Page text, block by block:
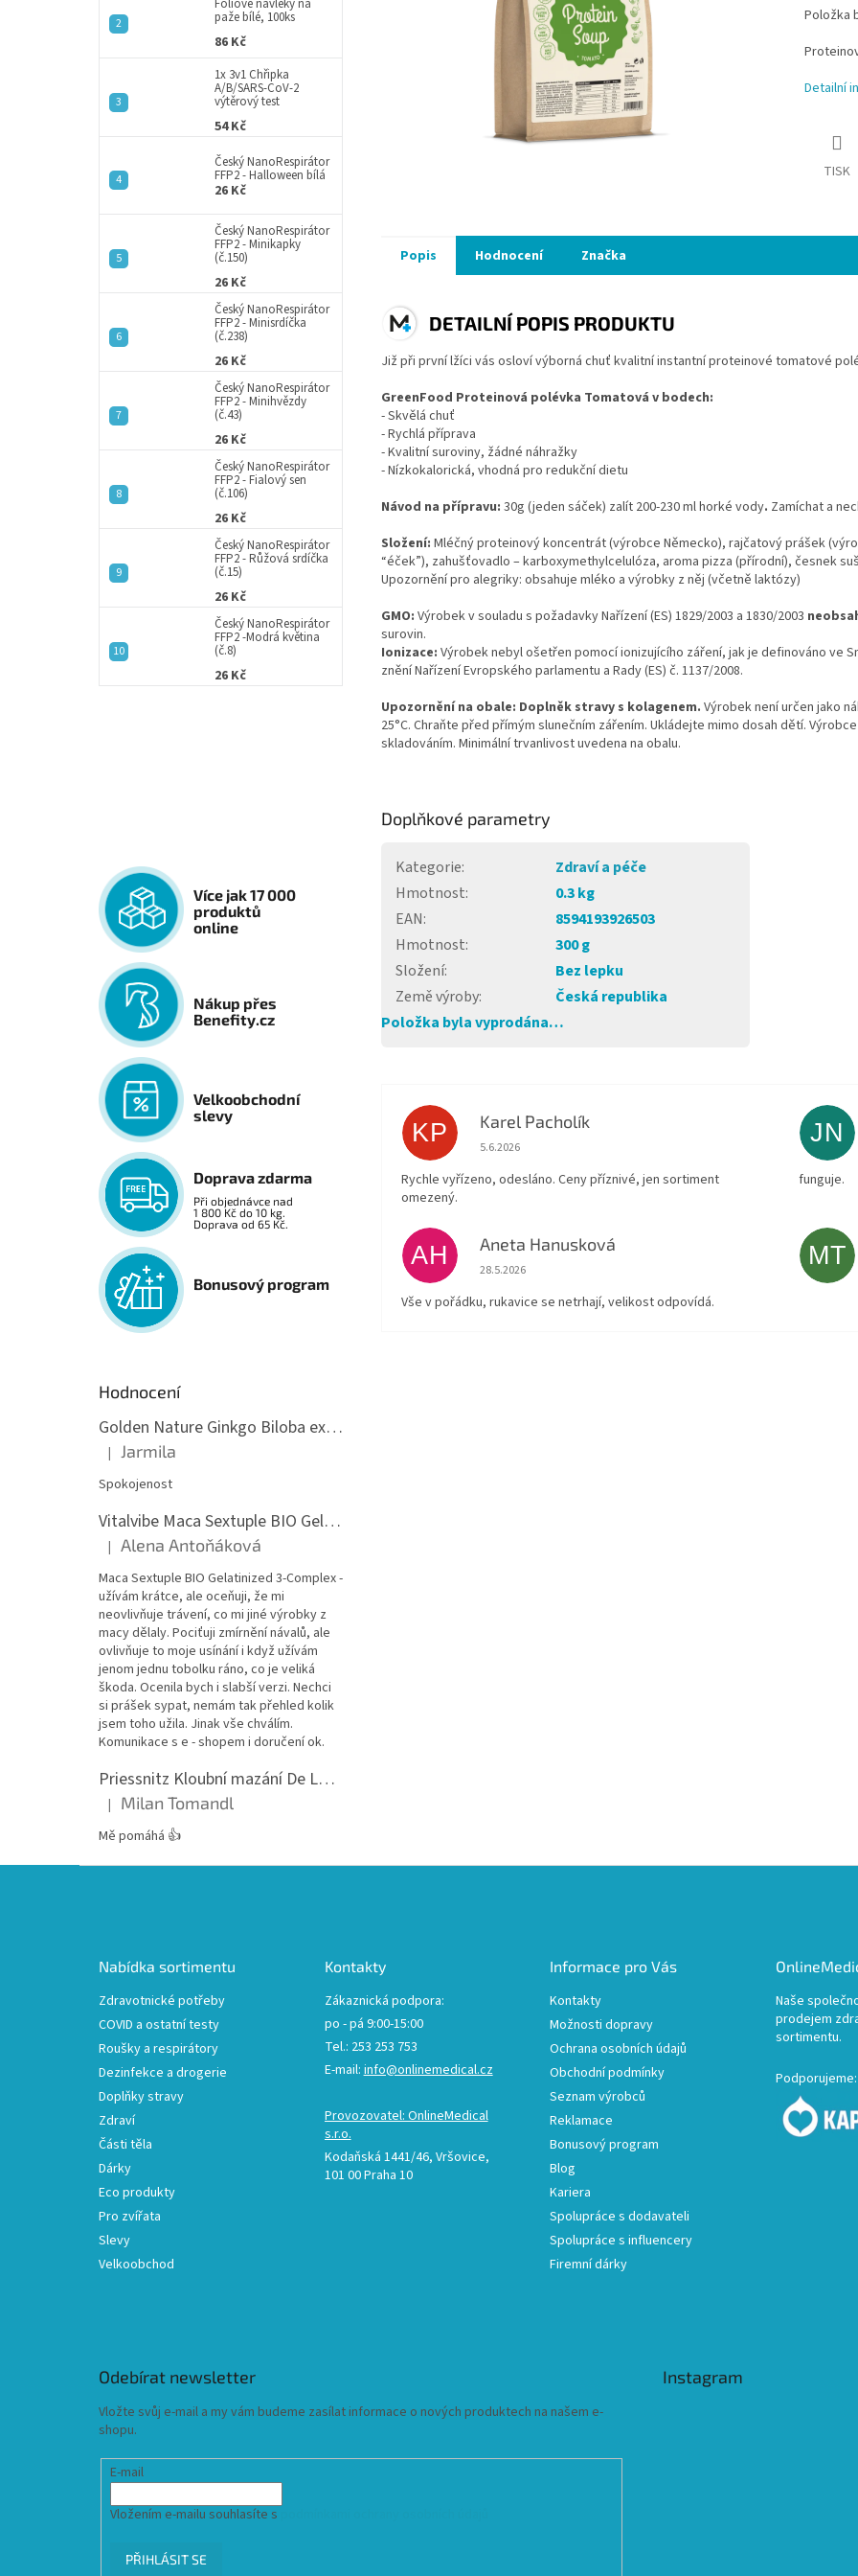
paže bílé, 100ks
86 Kč
1x 3v1 Chřipka
A/B/SARS-CoV-2
výtěrový test
54 Kč
Český NanoRespirátor
FFP2 - Halloween bílá
26 Kč
Český NanoRespirátor
FFP2 - Minikapky
(č.150)
26 Kč
Český NanoRespirátor
FFP2 - Minisrdíčka
(č.238)
26 Kč
Český NanoRespirátor
FFP2 - Minihvězdy
(č.43)
26 Kč
Český NanoRespirátor
FFP2 - Fialový sen
(č.106)
26 Kč
Český NanoRespirátor
FFP2 - Růžová srdíčka
(č.15)
26 Kč
Český NanoRespirátor
FFP2 -Modrá květina
(č.8)
26 Kč
Více jak 17 000
produktů
online
Nákup přes
Benefity.cz
Velkoobchodní
slevy
Doprava zdarma
Při objednávce nad
1 800 Kč do 10 kg.
Doprava od 65 Kč.
Bonusový program
Hodnocení
Golden Nature Ginkgo Biloba extrakt 50:1 60mg, 100 kapslí
Hodnocení produktu je 5 z 5 hvězdiček.
| Jarmila
Spokojenost
Vitalvibe Maca Sextuple BIO Gelatinized 3-Complex, 60 kapslí
Hodnocení produktu je 5 z 5 hvězdiček.
| Alena Antoňáková
Maca Sextuple BIO Gelatinized 3-Complex -
užívám krátce, ale oceňuji, že mi
neovlivňuje trávení, co mi jiné výrobky z
macy dělaly. Pociťuji zmírnění návalů, ale
ovlivňuje to moje usínání i když užívám
jenom jednu tobolku ráno, co je veliká
škoda. Ocenila bych i slabší verzi. Nechci
si prášek sypat, nemám tak přehled kolik
jsem toho užila. Jinak vše chválím.
Komunikace s e - shopem i doručení ok.
Priessnitz Kloubní mazání De Luxe, 200ml
Hodnocení produktu je 5 z 5 hvězdiček.
| Milan Tomandl
Mě pomáhá 👍
Položka
Detailní
TISK
Popis Hodnocení Značka
DETAILNÍ POPIS PRODUKTU
Již při první lžíci vás osloví výborná chuť kvalitní instantní proteinové tomatové
GreenFood Proteinová polévka Tomatová v bodech:
- Skvělá chuť
- Rychlá příprava
- Kvalitní suroviny, žádné náhražky
- Nízkokalorická, vhodná pro redukční dietu
Návod na přípravu: 30g (jeden sáček) zalít 200-230 ml horké vody. Zamíchat a
Složení: Mléčný proteinový koncentrát (výrobce Německo), rajčatový prášek
“éček”), zahušťovadlo – karboxymethylcelulóza, aroma pizza (přírodní), česnek
Upozornění pro alegriky: obsahuje mléko a výrobky z něj (včetně laktózy)
GMO: Výrobek v souladu s požadavky Nařízení (ES) 1829/2003 a 1830/2003
surovin.
Ionizace: Výrobek nebyl ošetřen pomocí ionizujícího záření, jak je definováno ve
znění Nařízení Evropského parlamentu a Rady (ES) č. 1137/2008.
Upozornění na obale: Doplněk stravy s kolagenem. Výrobek není určen jako
25°C. Chraňte před přímým slunečním zářením. Ukládejte mimo dosah dětí.
skladováním. Minimální trvanlivost uvedena na obalu.
Doplňkové parametry
Kategorie:
Zdraví a péče
Hmotnost:
0.3 kg
EAN:
8594193926503
Hmotnost:
300 g
Složení:
Bez lepku
Země výroby:
Česká republika
Položka byla vyprodána…
KP Karel Pacholík
Hodnocení obchodu je 4 z 5 hvězdiček.
5.6.2026
Rychle vyřízeno, odesláno. Ceny příznivé, jen sortiment
omezený.
JN
funguje.
AH Aneta Hanusková
Hodnocení obchodu je 5 z 5 hvězdiček.
28.5.2026
Vše v pořádku, rukavice se netrhají, velikost odpovídá.
MT
Nabídka sortimentu
Zdravotnické potřeby
COVID a ostatní testy
Roušky a respirátory
Dezinfekce a drogerie
Doplňky stravy
Zdraví
Části těla
Dárky
Eco produkty
Pro zvířata
Slevy
Velkoobchod
Kontakty
Zákaznická podpora:
po - pá 9:00-15:00
Tel.: 253 253 753
E-mail: info@onlinemedical.cz
Provozovatel: OnlineMedical
s.r.o.
Kodaňská 1441/46, Vršovice,
101 00 Praha 10
Informace pro Vás
Kontakty
Možnosti dopravy
Ochrana osobních údajů
Obchodní podmínky
Seznam výrobců
Reklamace
Bonusový program
Blog
Kariera
Spolupráce s dodavateli
Spolupráce s influencery
Firemní dárky
Naše
prodejem
sortimentu.
Podporujeme:
Odebírat newsletter
Vložte svůj e-mail a my vám budeme zasílat informace o nových produktech na našem e-
shopu.
E-mail
Vložením e-mailu souhlasíte s
PŘIHLÁSIT SE
Instagram